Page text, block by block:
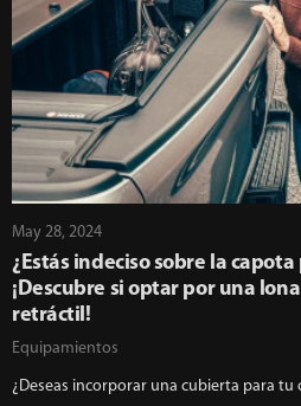
May 28, 2024
¿Estás indeciso sobre la
¡Descubre si optar por una
retráctil!
Equipamientos
¿Deseas incorporar una cubierta para tu